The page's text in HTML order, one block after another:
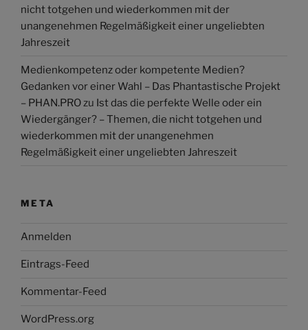
nicht totgehen und wiederkommen mit der
unangenehmen Regelmäßigkeit einer ungeliebten
Jahreszeit
Medienkompetenz oder kompetente Medien?
Gedanken vor einer Wahl – Das Phantastische Projekt
– PHAN.PROzu Ist das die perfekte Welle oder ein
Wiedergänger? – Themen, die nicht totgehen und
wiederkommen mit der unangenehmen
Regelmäßigkeit einer ungeliebten Jahreszeit
META
Anmelden
Eintrags-Feed
Kommentar-Feed
WordPress.org